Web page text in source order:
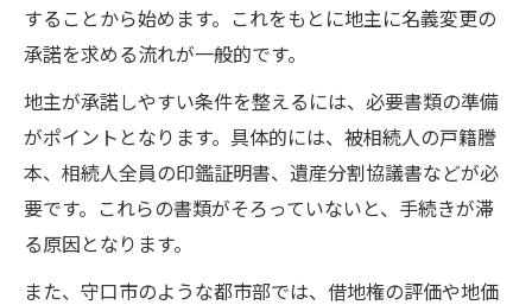
することから始めます。これをもとに地主に名義変更の
承諾を求める流れが一般的です。
地主が承諾しやすい条件を整えるには、必要書類の準備
がポイントとなります。具体的には、被相続人の戸籍謄
本、相続人全員の印鑑証明書、遺産分割協議書などが必
要です。これらの書類がそろっていないと、手続きが滞
る原因となります。
また、守口市のような都市部では、借地権の評価や地価